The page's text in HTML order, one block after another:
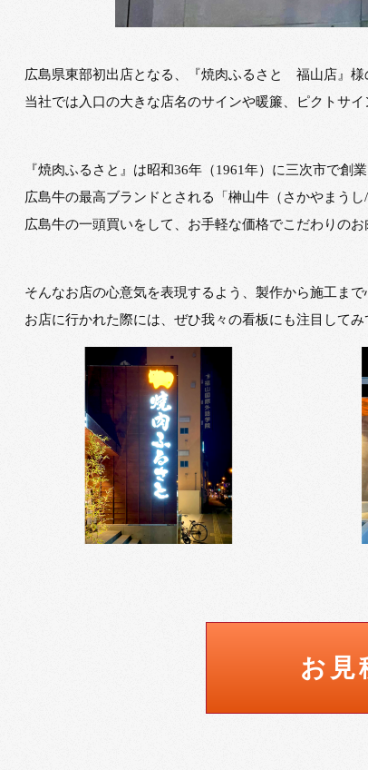
広島県東部初出店となる、『焼肉ふるさと 福山店』様
当社では入口の大きな店名のサインや暖簾、ピクトサイ
『焼肉ふるさと』は昭和36年（1961年）に三次市で創業
広島牛の最高ブランドとされる「榊山牛（さかやまうし
広島牛の一頭買いをして、お手軽な価格でこだわりのお
そんなお店の心意気を表現するよう、製作から施工まで
お店に行かれた際には、ぜひ我々の看板にも注目してみ
お見